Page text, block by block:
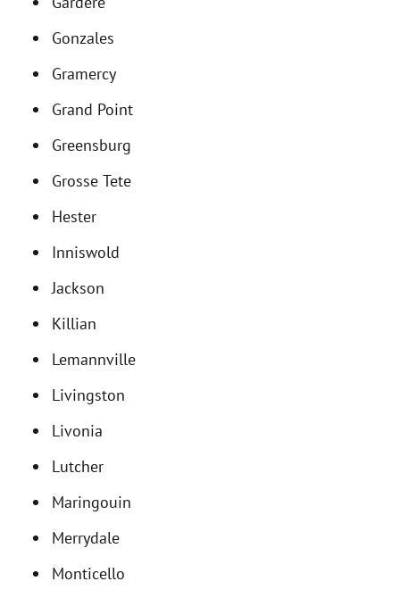
Gonzales
Gramercy
Grand Point
Greensburg
Grosse Tete
Hester
Inniswold
Jackson
Killian
Lemannville
Livingston
Livonia
Lutcher
Maringouin
Merrydale
Monticello